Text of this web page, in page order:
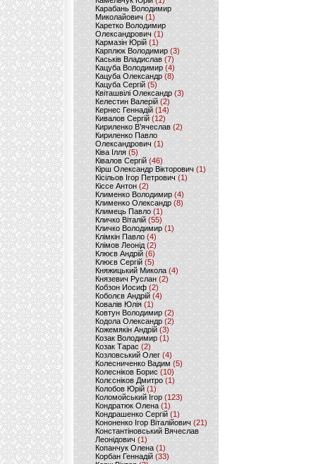
Карабань Володимир
Миколайович (1)
Каретко Володимир
Олександрович (1)
Кармазін Юрій(1)
Карплюк Володимир(3)
Каськів Владислав (7)
Кацуба Володимир (4)
Кацуба Олександр (8)
Кацуба Сергій (5)
Квіташвілі Олександр(3)
Келестин Валерій(2)
Кернес Геннадій (14)
Кивалов Сергій (12)
Кириленко В’ячеслав (2)
Кириленко Павло
Олександрович (1)
Ківа Ілля (5)
Ківалов Сергій(46)
Кірш Олександр Вікторович (1)
Кісільов Ігор Петрович (1)
Кіссе Антон (2)
Клименко Володимир(4)
Клименко Олександр (8)
Климець Павло (1)
Кличко Віталій(55)
Кличко Володимир (1)
Клімкін Павло (4)
Клімов Леонід(2)
Клюєв Андрій(6)
Клюєв Сергій (5)
Княжицький Микола(4)
Князевич Руслан (2)
Кобзон Иосиф(2)
Коболєв Андрій (4)
Ковалів Юлія(1)
Ковтун Володимир (2)
Кодола Олександр (2)
Кожемякін Андрій (3)
Козак Володимир (1)
Козак Тарас (2)
Козловський Олег(4)
Колесниченко Вадим (5)
Колесніков Борис (10)
Колєсніков Дмитро (1)
Колобов Юрій (1)
Коломойський Ігор (123)
Кондратюк Олена(1)
Кондрашенко Сергій (1)
Кононенко Ігор Віталійович (21)
Константіновський Вячеслав
Леонідович (1)
Копанчук Олена (1)
Корбан Геннадій (33)